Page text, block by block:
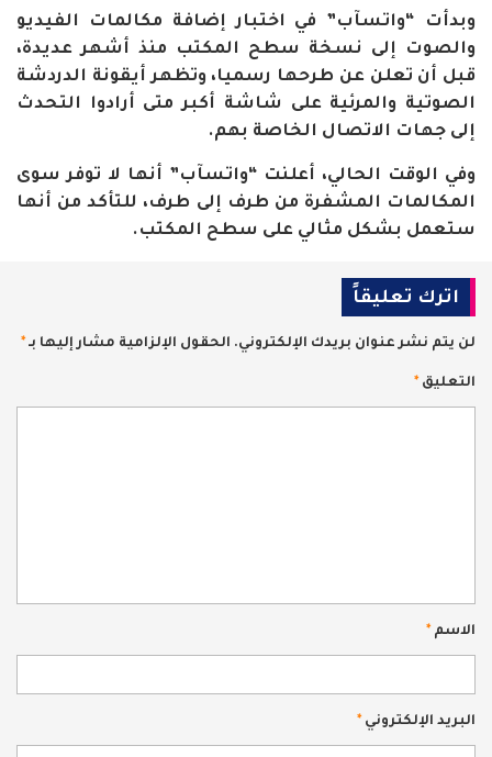
وبدأت “واتسآب” في اختبار إضافة مكالمات الفيديو
والصوت إلى نسخة سطح المكتب منذ أشهر عديدة،
قبل أن تعلن عن طرحها رسميا، وتظهر أيقونة الدردشة
الصوتية والمرئية على شاشة أكبر متى أرادوا التحدث
إلى جهات الاتصال الخاصة بهم.
وفي الوقت الحالي، أعلنت “واتسآب” أنها لا توفر سوى
المكالمات المشفرة من طرف إلى طرف، للتأكد من أنها
ستعمل بشكل مثالي على سطح المكتب.
اترك تعليقاً
لن يتم نشر عنوان بريدك الإلكتروني. الحقول الإلزامية مشار إليها بـ *
التعليق *
الاسم *
البريد الإلكتروني *